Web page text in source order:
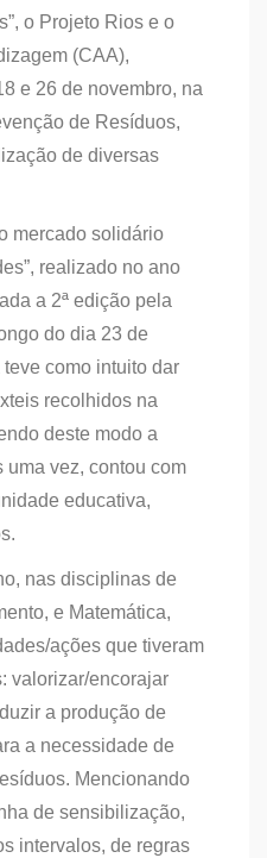
o Projeto Rios e o
(CAA),
e 26 de novembro, na
de Resíduos,
de diversas
mercado solidário
realizado no ano
a 2ª edição pela
do dia 23 de
como intuito dar
recolhidos na
deste modo a
uma vez, contou com
educativa,
nas disciplinas de
e Matemática,
ações que tiveram
valorizar/encorajar
a produção de
a necessidade de
Mencionando
de sensibilização,
intervalos, de regras